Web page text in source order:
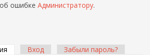
ошибке Администратору.
(активная вкладка)
Вход Забыли пароль?